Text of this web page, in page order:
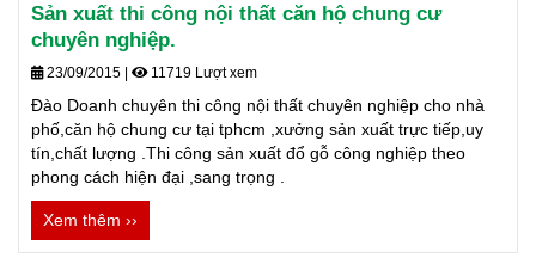
Sản xuất thi công nội thất căn hộ chung cư
chuyên nghiệp.
23/09/2015 11719 Lượt xem
Đào Doanh chuyên thi công nội thất chuyên nghiệp cho nhà
phố,căn hộ chung cư tại tphcm ,xưởng sản xuất trực tiếp,uy
tín,chất lượng .Thi công sản xuất đổ gỗ công nghiệp theo
phong cách hiện đại ,sang trọng .
Xem thêm ››